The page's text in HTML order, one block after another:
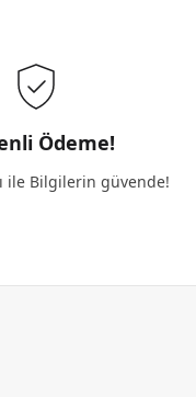
Ödeme!
ile Bilgilerin güvende!